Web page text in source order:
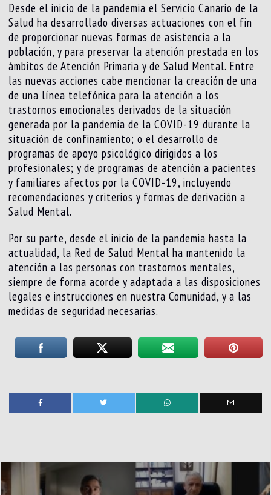
Desde el inicio de la pandemia el Servicio Canario de la
Salud ha desarrollado diversas actuaciones con el fin
de proporcionar nuevas formas de asistencia a la
población, y para preservar la atención prestada en los
ámbitos de Atención Primaria y de Salud Mental. Entre
las nuevas acciones cabe mencionar la creación de una
de una línea telefónica para la atención a los
trastornos emocionales derivados de la situación
generada por la pandemia de la COVID-19 durante la
situación de confinamiento; o el desarrollo de
programas de apoyo psicológico dirigidos a los
profesionales; y de programas de atención a pacientes
y familiares afectos por la COVID-19, incluyendo
recomendaciones y criterios y formas de derivación a
Salud Mental.
Por su parte, desde el inicio de la pandemia hasta la
actualidad, la Red de Salud Mental ha mantenido la
atención a las personas con trastornos mentales,
siempre de forma acorde y adaptada a las disposiciones
legales e instrucciones en nuestra Comunidad, y a las
medidas de seguridad necesarias.